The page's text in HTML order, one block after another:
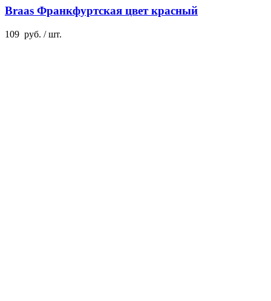
Braas Франкфуртская цвет красный
109 руб. / шт.